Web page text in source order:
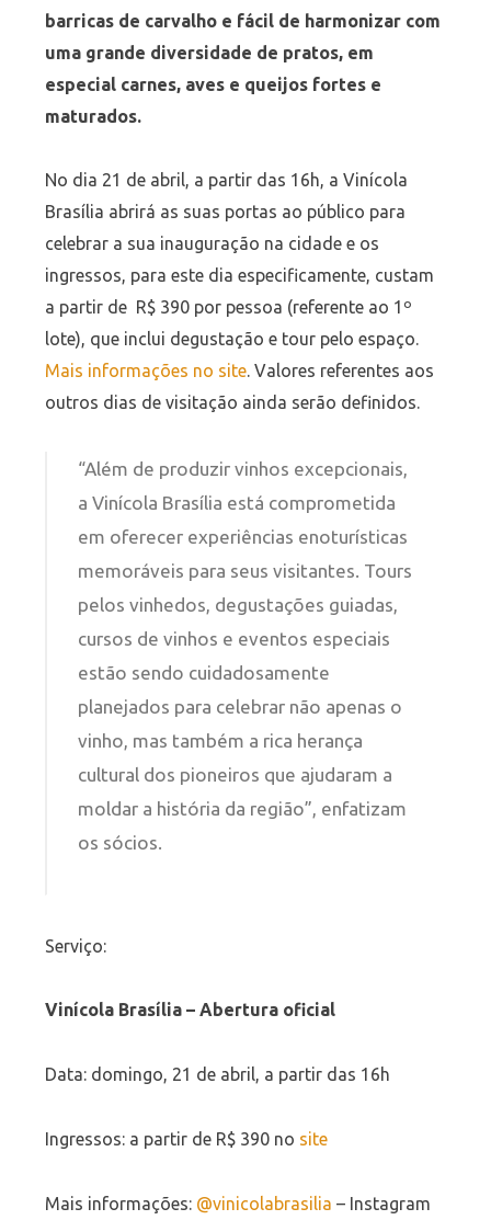
barricas de carvalho e fácil de harmonizar com
uma grande diversidade de pratos, em
especial carnes, aves e queijos fortes e
maturados.
No dia 21 de abril, a partir das 16h, a Vinícola
Brasília abrirá as suas portas ao público para
celebrar a sua inauguração na cidade e os
ingressos, para este dia especificamente, custam
a partir de R$ 390 por pessoa (referente ao 1º
lote), que inclui degustação e tour pelo espaço.
Mais informações no site. Valores referentes aos
outros dias de visitação ainda serão definidos.
“Além de produzir vinhos excepcionais,
a Vinícola Brasília está comprometida
em oferecer experiências enoturísticas
memoráveis para seus visitantes. Tours
pelos vinhedos, degustações guiadas,
cursos de vinhos e eventos especiais
estão sendo cuidadosamente
planejados para celebrar não apenas o
vinho, mas também a rica herança
cultural dos pioneiros que ajudaram a
moldar a história da região”, enfatizam
os sócios.
Serviço:
Vinícola Brasília – Abertura oficial
Data: domingo, 21 de abril, a partir das 16h
Ingressos: a partir de R$ 390 no site
Mais informações: @vinicolabrasilia – Instagram